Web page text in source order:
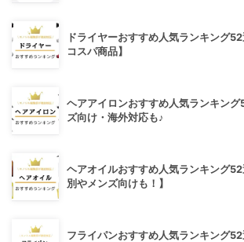
ドライヤーおすすめ人気ランキング
コスパ商品】
ヘアアイロンおすすめ人気ランキン
ズ向け・海外対応も♪
ヘアオイルおすすめ人気ランキング
別やメンズ向けも！】
フライパンおすすめ人気ランキング